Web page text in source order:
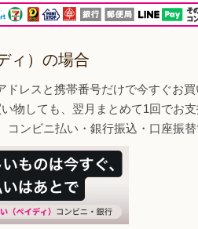
ィ）の場合
ドレスと携帯番号だけで今すぐお
物しても、翌月まとめて1回でお
コンビニ払い・銀行振込・口座振替